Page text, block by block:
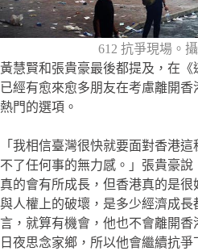
612 抗爭現場。
黃慧賢和張貴豪最後都提及，在
已經有愈來愈多朋友在考慮離開
熱門的選項。
「我相信臺灣很快就要面對香港
不了任何事的無力感。」張貴豪
真的會有所成長，但香港真的是
與人權上的破壞，是多少經濟成長
言，就算有機會，他也不會離開
日夜思念家鄉，所以他會繼續抗爭